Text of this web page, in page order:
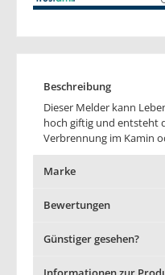
Beschreibung
Dieser Melder kann
hoch giftig und entsteht
Verbrennung im Kamin
Marke
Bewertungen
Günstiger gesehen?